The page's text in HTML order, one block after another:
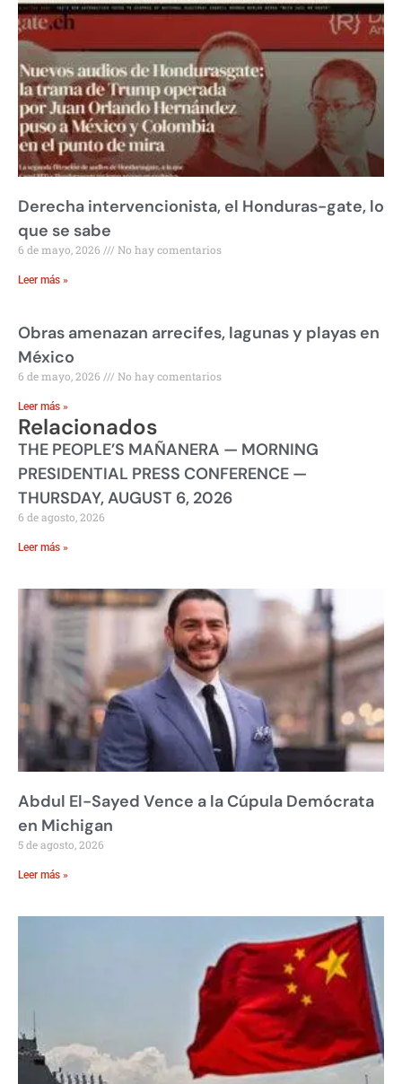
Derecha intervencionista, el Honduras-gate, lo
que se sabe
6 de mayo, 2026 No hay comentarios
Leer más »
Obras amenazan arrecifes, lagunas y playas en
México
6 de mayo, 2026 No hay comentarios
Leer más »
Relacionados
THE PEOPLE’S MAÑANERA — MORNING
PRESIDENTIAL PRESS CONFERENCE —
THURSDAY, AUGUST 6, 2026
6 de agosto, 2026
Leer más »
Abdul El-Sayed Vence a la Cúpula Demócrata
en Michigan
5 de agosto, 2026
Leer más »